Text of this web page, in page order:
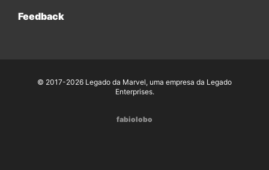
Feedback
© 2017-2026 Legado da Marvel, uma empresa da Legado
Enterprises.
fabiolobo